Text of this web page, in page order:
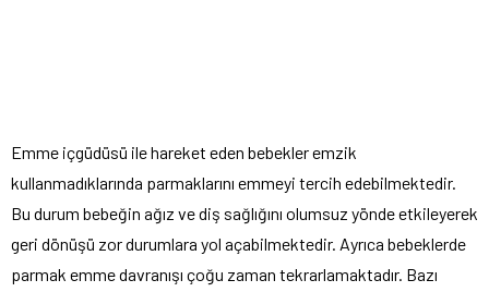
Emme içgüdüsü ile hareket eden bebekler emzik
kullanmadıklarında parmaklarını emmeyi tercih edebilmektedir.
Bu durum bebeğin ağız ve diş sağlığını olumsuz yönde etkileyerek
geri dönüşü zor durumlara yol açabilmektedir. Ayrıca bebeklerde
parmak emme davranışı çoğu zaman tekrarlamaktadır. Bazı